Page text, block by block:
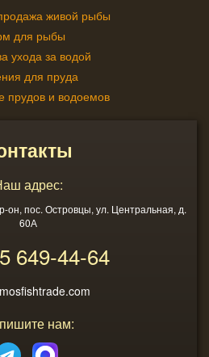
живой рыбы
для рыбы
ухода за водой
для пруда
прудов и водоемов
адрес:
он, пос. Островцы, ул. Центральная, д.
60А
649-44-64
нам: